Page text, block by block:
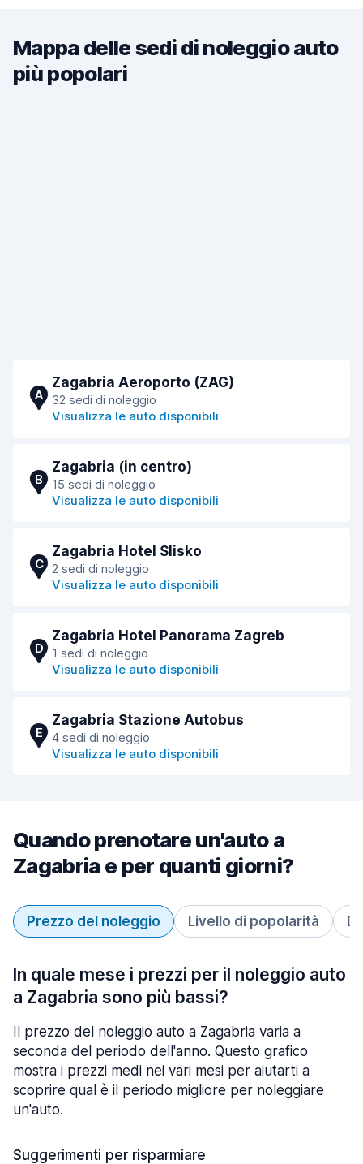
Mappa delle sedi di noleggio auto
più popolari
A
Zagabria Aeroporto (ZAG)
32 sedi di noleggio
Visualizza le auto disponibili
B
Zagabria (in centro)
15 sedi di noleggio
Visualizza le auto disponibili
C
Zagabria Hotel Slisko
2 sedi di noleggio
Visualizza le auto disponibili
D
Zagabria Hotel Panorama Zagreb
1 sedi di noleggio
Visualizza le auto disponibili
E
Zagabria Stazione Autobus
4 sedi di noleggio
Visualizza le auto disponibili
Quando prenotare un'auto a
Zagabria e per quanti giorni?
Prezzo del noleggio Livello di popolarità
In quale mese i prezzi per il noleggio auto
a Zagabria sono più bassi?
Il prezzo del noleggio auto a Zagabria varia a
seconda del periodo dell'anno. Questo grafico
mostra i prezzi medi nei vari mesi per aiutarti a
scoprire qual è il periodo migliore per noleggiare
un'auto.
Suggerimenti per risparmiare